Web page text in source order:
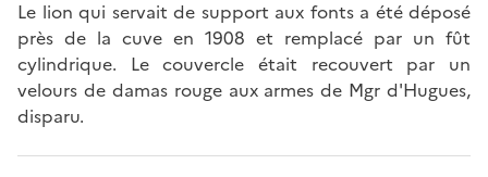
Le lion qui servait de support aux fonts a été déposé
près de la cuve en 1908 et remplacé par un fût
cylindrique. Le couvercle était recouvert par un
velours de damas rouge aux armes de Mgr d'Hugues,
disparu.